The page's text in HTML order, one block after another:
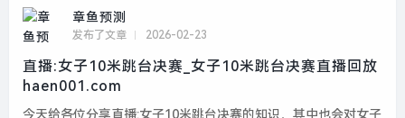
章鱼预测
发布了文章 2026-02-23
直播:女子10米跳台决赛_女子10米跳台决赛直播回放
haen001.com
今天给各位分享直播:女子10米跳台决赛的知识，其中也会对女子